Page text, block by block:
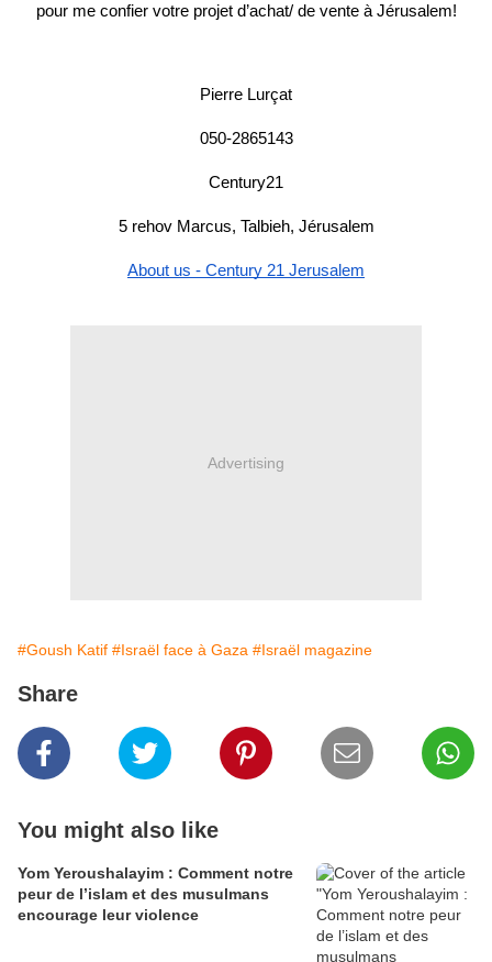
pour me confier votre projet d’achat/ de vente à Jérusalem!
Pierre Lurçat
050-2865143
Century21
5 rehov Marcus, Talbieh, Jérusalem
About us - Century 21 Jerusalem
Advertising
#Goush Katif #Israël face à Gaza #Israël magazine
Share
You might also like
Yom Yeroushalayim : Comment notre
peur de l’islam et des musulmans
encourage leur violence